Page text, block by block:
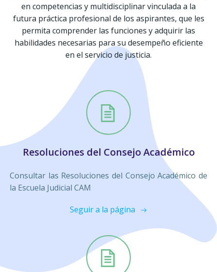
en competencias y multidisciplinar vinculada a la
futura práctica profesional de los aspirantes, que les
permita comprender las funciones y adquirir las
habilidades necesarias para su desempeño eficiente
en el servicio de justicia.
Resoluciones del Consejo Académico
Consultar las Resoluciones del Consejo Académico de
la Escuela Judicial CAM
Seguir a la página